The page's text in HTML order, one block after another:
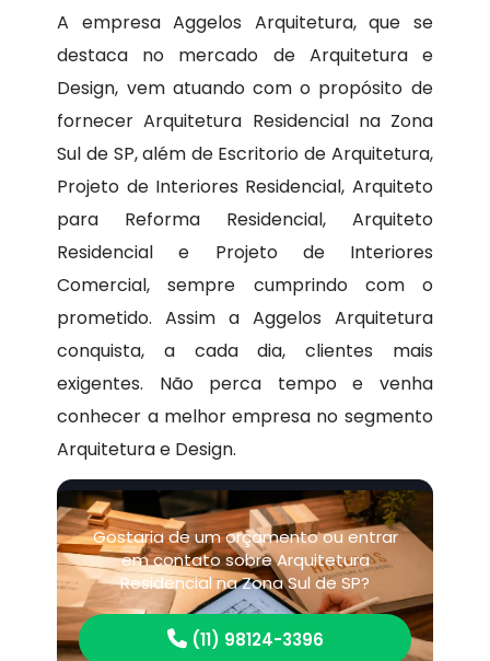
A empresa Aggelos Arquitetura, que se
destaca no mercado de Arquitetura e
Design, vem atuando com o propósito de
fornecer Arquitetura Residencial na Zona
Sul de SP, além de Escritorio de Arquitetura,
Projeto de Interiores Residencial, Arquiteto
para Reforma Residencial, Arquiteto
Residencial e Projeto de Interiores
Comercial, sempre cumprindo com o
prometido. Assim a Aggelos Arquitetura
conquista, a cada dia, clientes mais
exigentes. Não perca tempo e venha
conhecer a melhor empresa no segmento
Arquitetura e Design.
Gostaria de um orçamento ou entrar
em contato sobre Arquitetura
Residencial na Zona Sul de SP?
(11) 98124-3396